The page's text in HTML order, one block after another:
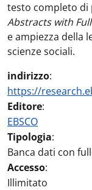
testo completo di
Abstracts with
e ampiezza della
scienze sociali.
indirizzo:
https://
Editore:
EBSCO
Tipologia:
Banca dati con
Accesso:
Illimitato